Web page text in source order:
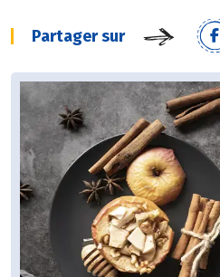
Partager sur